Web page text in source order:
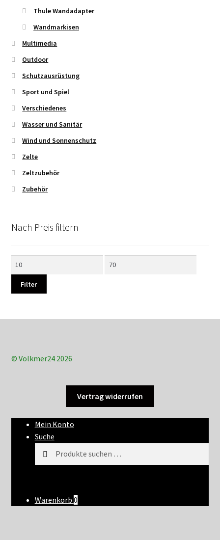
Thule Wandadapter
Wandmarkisen
Multimedia
Outdoor
Schutzausrüstung
Sport und Spiel
Verschiedenes
Wasser und Sanitär
Wind und Sonnenschutz
Zelte
Zeltzubehör
Zubehör
Nach Preis filtern
Filter
© Volkmer24 2026
Vertrag widerrufen
Mein Konto
Suche
Warenkorb 0